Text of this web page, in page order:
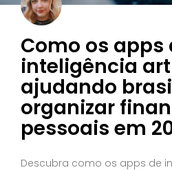
Como os apps
inteligência
ajudando
organizar
pessoais em
Descubra como os apps de